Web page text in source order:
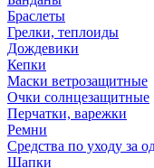
Браслеты
Грелки, теплоиды
Дождевики
Кепки
Маски ветрозащитные
Очки солнцезащитные
Перчатки, варежки
Ремни
Средства по уходу за
Шапки